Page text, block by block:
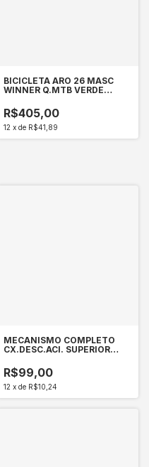
BICICLETA ARO 26 MASC
WINNER Q.MTB VERDE
(AERO)
R$405,00
12 x de R$41,89
MECANISMO COMPLETO
CX.DESC.ACI. SUPERIOR
R$99,00
12 x de R$10,24